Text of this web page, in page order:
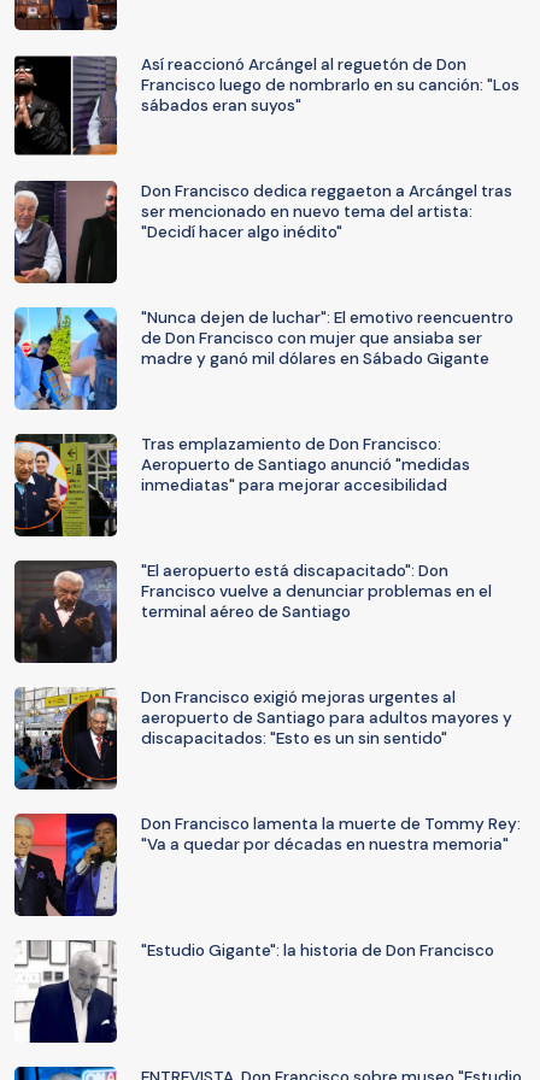
Así reaccionó Arcángel al reguetón de Don
Francisco luego de nombrarlo en su canción: "Los
sábados eran suyos"
Don Francisco dedica reggaeton a Arcángel tras
ser mencionado en nuevo tema del artista:
"Decidí hacer algo inédito"
"Nunca dejen de luchar": El emotivo reencuentro
de Don Francisco con mujer que ansiaba ser
madre y ganó mil dólares en Sábado Gigante
Tras emplazamiento de Don Francisco:
Aeropuerto de Santiago anunció "medidas
inmediatas" para mejorar accesibilidad
"El aeropuerto está discapacitado": Don
Francisco vuelve a denunciar problemas en el
terminal aéreo de Santiago
Don Francisco exigió mejoras urgentes al
aeropuerto de Santiago para adultos mayores y
discapacitados: "Esto es un sin sentido"
Don Francisco lamenta la muerte de Tommy Rey:
"Va a quedar por décadas en nuestra memoria"
"Estudio Gigante": la historia de Don Francisco